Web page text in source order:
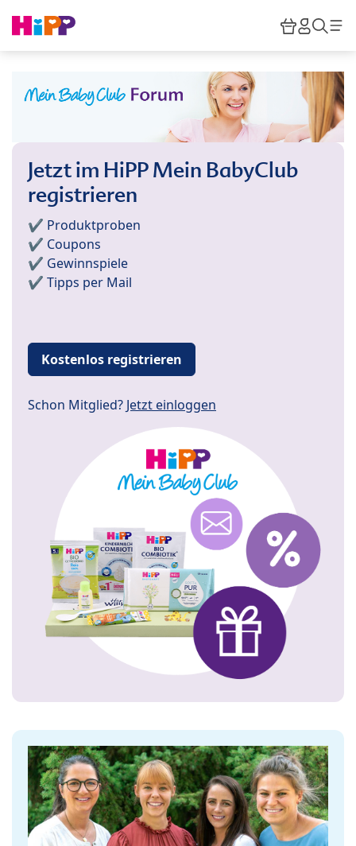
HiPP
Jetzt im HiPP Mein BabyClub
registrieren
✔️ Produktproben
✔️ Coupons
✔️ Gewinnspiele
✔️ Tipps per Mail
Kostenlos registrieren
Schon Mitglied? Jetzt einloggen